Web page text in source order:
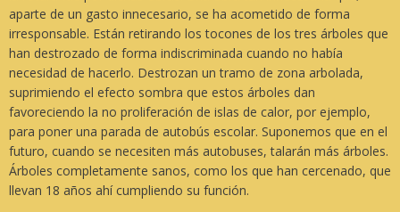
aparte de un gasto innecesario, se ha acometido de forma
irresponsable. Están retirando los tocones de los tres árboles que
han destrozado de forma indiscriminada cuando no había
necesidad de hacerlo. Destrozan un tramo de zona arbolada,
suprimiendo el efecto sombra que estos árboles dan
favoreciendo la no proliferación de islas de calor, por ejemplo,
para poner una parada de autobús escolar. Suponemos que en el
futuro, cuando se necesiten más autobuses, talarán más árboles.
Árboles completamente sanos, como los que han cercenado, que
llevan 18 años ahí cumpliendo su función.